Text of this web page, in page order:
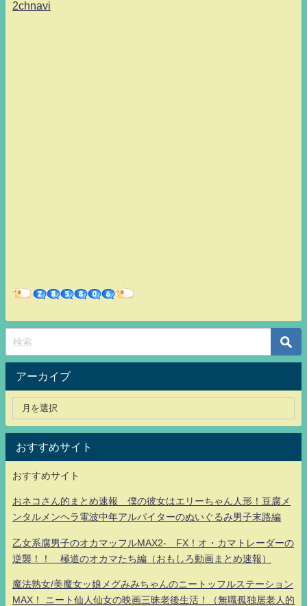
2chnavi
アーカイブ
おすすめサイト
おすすめサイト
おネコさん的まとめ速報 僕の彼女はエリーちゃん人形！豆腐メ
ンタルメンヘラ電波中年アルバイターのぬいぐるみ男子末路編
乙女系腐男子のオカマッフルMAX2- FX！オ・カマトレーダーの
逆襲！！ 極道のオカマたち編（おもしろ動画まとめ速報）
魔法熟女/美魔女ッ娘メグみみちゃんのニートッフルステーション
MAX！ ニート仙人仙女の映画三昧老後生活！（無職孤独居老人的